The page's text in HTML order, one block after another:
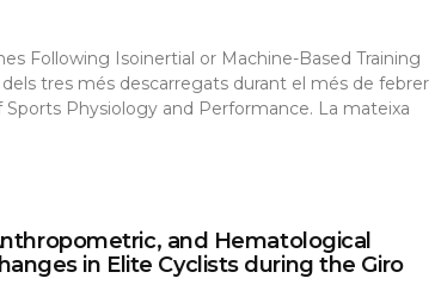
Following Isoinertial or Machine-Based Training
tres més descarregats durant el més de febrer
Physiology and Performance. La mateixa
and Hematological
in Elite Cyclists during the Giro